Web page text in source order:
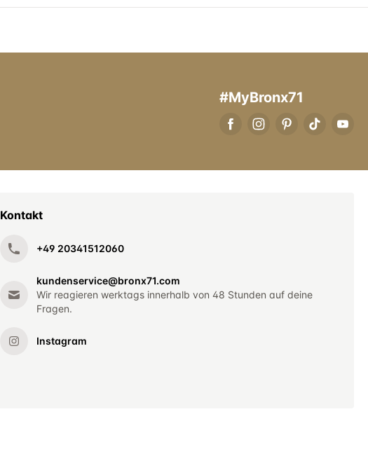
#MyBronx71
Kontakt
+49 20341512060
kundenservice@bronx71.com
Wir reagieren werktags innerhalb von 48 Stunden auf deine
Fragen.
Instagram